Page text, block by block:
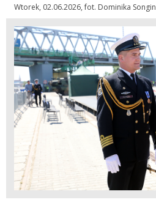
Wtorek, 02.06.2026, fot. Dominika Songin